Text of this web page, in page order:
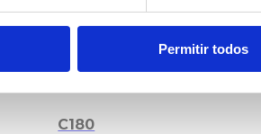
Permitir todos
C180